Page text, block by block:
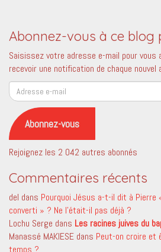
Abonnez-vous à ce blog
Saisissez votre adresse e-mail pour vous
recevoir une notification de chaque nouvel
Adresse
e-
mail
Abonnez-vous
Rejoignez les 2 042 autres abonnés
Commentaires récents
del dans Pourquoi Jésus a-t-il dit à Pierre
converti » ? Ne l’était-il pas déjà ?
Lochu Serge dans Les racines juives du
Manassé MAKIESE dans Peut-on croire et
temps ?